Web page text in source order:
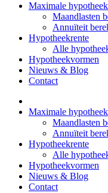
Maximale
Maandlasten
Annuïteit
Hypotheekrente
Alle
Hypotheekvormen
Nieuws & Blog
Contact
Maximale
Maandlasten
Annuïteit
Hypotheekrente
Alle
Hypotheekvormen
Nieuws & Blog
Contact